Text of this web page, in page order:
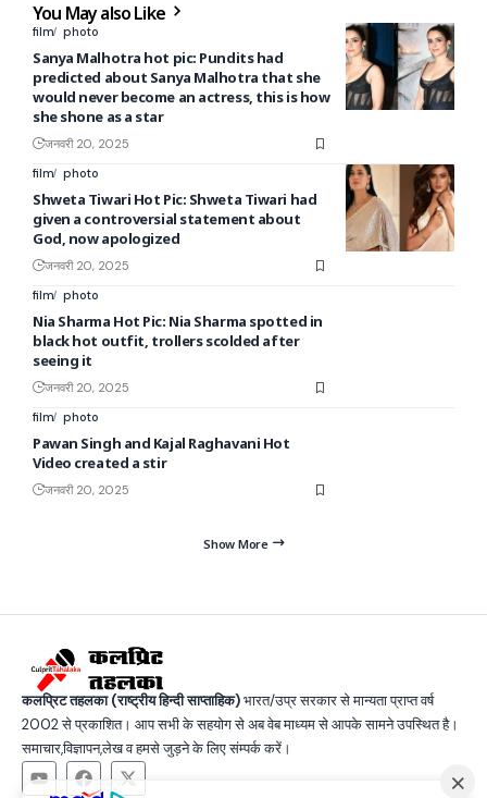
You May also Like
film photo
Sanya Malhotra hot pic: Pundits had
predicted about Sanya Malhotra that she
would never become an actress, this is how
she shone as a star
जनवरी 20, 2025
film photo
Shweta Tiwari Hot Pic: Shweta Tiwari had
given a controversial statement about
God, now apologized
जनवरी 20, 2025
film photo
Nia Sharma Hot Pic: Nia Sharma spotted in
black hot outfit, trollers scolded after
seeing it
जनवरी 20, 2025
film photo
Pawan Singh and Kajal Raghavani Hot
Video created a stir
जनवरी 20, 2025
Show More
कलप्रिट तहलका (राष्ट्रीय हिन्दी साप्ताहिक)भारत/उप्र सरकार से मान्यता प्राप्त वर्ष
2002 से प्रकाशित। आप सभी के सहयोग से अब वेब माध्यम से आपके सामने उपस्थित है।
समाचार,विज्ञापन,लेख व हमसे जुड़ने के लिए संम्पर्क करें।